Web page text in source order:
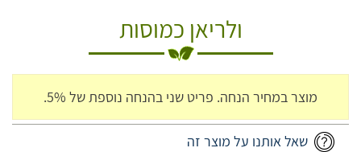
ולריאן כמוסות
מוצר במחיר הנחה. פריט שני בהנחה נוספת של 5%.
שאל אותנו על מוצר זה